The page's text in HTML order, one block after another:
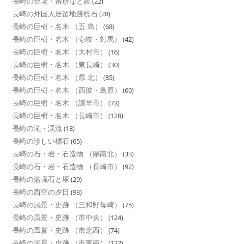
長崎の外国人居留地跡標石(28)
長崎の巨樹・名木 （五 島） (68)
長崎の巨樹・名木 （壱岐・対馬） (42)
長崎の巨樹・名木 （大村市） (16)
長崎の巨樹・名木 （東長崎） (30)
長崎の巨樹・名木 （県 北） (85)
長崎の巨樹・名木 （西彼・島原） (60)
長崎の巨樹・名木 （諌早市） (73)
長崎の巨樹・名木 （長崎市） (128)
長崎の滝・渓流(18)
長崎の珍しい標石(65)
長崎の石・岩・石造物 （県南北） (33)
長崎の石・岩・石造物 （長崎市） (92)
長崎の藩境石と塚 (29)
長崎の西空の夕日 (93)
長崎の風景・史跡 （三和野母崎） (75)
長崎の風景・史跡 （市中央） (124)
長崎の風景・史跡 （市北西） (74)